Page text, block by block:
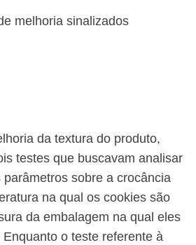
melhoria sinalizados
da textura do produto,
testes que buscavam analisar
sobre a crocância
na qual os cookies são
da embalagem na qual eles
o teste referente à